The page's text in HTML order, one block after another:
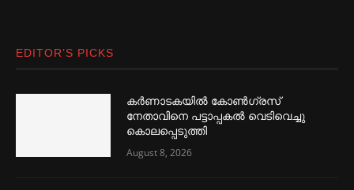
EDITOR’S PICKS
കര്‍ണാടകയില്‍ കോണ്‍ഗ്രസ്
നേതാവിനെ പട്ടാപ്പകല്‍ വെടിവെച്ചു
കൊലപ്പെടുത്തി
August 8, 2026